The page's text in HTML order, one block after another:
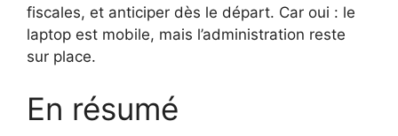
fiscales, et anticiper dès le départ. Car oui : le
laptop est mobile, mais l’administration reste
sur place.
En résumé